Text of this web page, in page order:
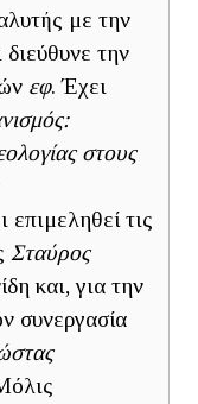
με την
την
εφ. Έχει
στους
τις
Σταύρος
και, για την
συνεργασία